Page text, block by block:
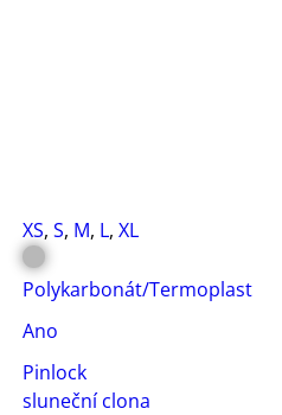
XS, S, M, L, XL
Polykarbonát/Termoplast
Ano
Pinlock
sluneční clona